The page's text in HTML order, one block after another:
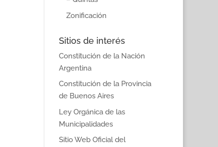
Zonificación
Sitios de interés
Constitución de la Nación
Argentina
Constitución de la Provincia
de Buenos Aires
Ley Orgánica de las
Municipalidades
Sitio Web Oficial del